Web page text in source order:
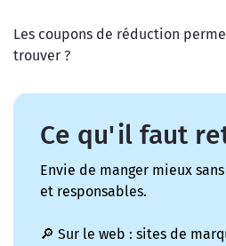
Les coupons de réduction
trouver ?
Ce qu'il faut
Envie de manger mieux
et responsables.
🔎 Sur le web : sites de